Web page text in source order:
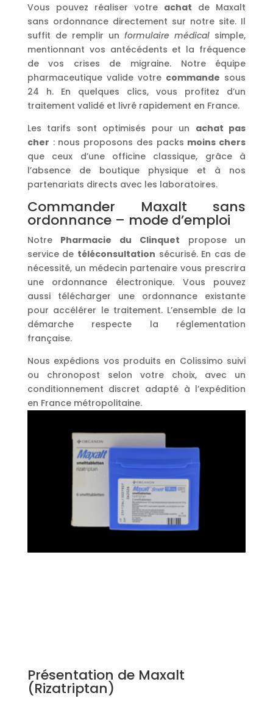
Vous pouvez réaliser votre achat de Maxalt
sans ordonnance directement sur notre site. Il
suffit de remplir unformulaire médical simple,
mentionnant vos antécédents et la fréquence
de vos crises de migraine. Notre équipe
pharmaceutique valide votre commande sous
24 h. En quelques clics, vous profitez d’un
traitement validé et livré rapidement en France.
Les tarifs sont optimisés pour un achat pas
cher : nous proposons des packs moins chers
que ceux d’une officine classique, grâce à
l’absence de boutique physique et à nos
partenariats directs avec les laboratoires.
Commander Maxalt sans
ordonnance – mode d’emploi
Notre Pharmacie du Clinquet propose un
service de téléconsultation sécurisé. En cas de
nécessité, un médecin partenaire vous prescrira
une ordonnance électronique. Vous pouvez
aussi télécharger une ordonnance existante
pour accélérer le traitement. L’ensemble de la
démarche respecte la réglementation
française.
Nous expédions vos produits en Colissimo suivi
ou chronopost selon votre choix, avec un
conditionnement discret adapté à l’expédition
en France métropolitaine.
Présentation de Maxalt
(Rizatriptan)